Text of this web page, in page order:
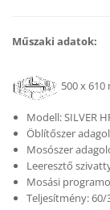
Műszaki adatok:
500 x 610
Modell: SILVER
Öblítőszer
Mosószer
Leeresztő
Mosási
Teljesítmény: